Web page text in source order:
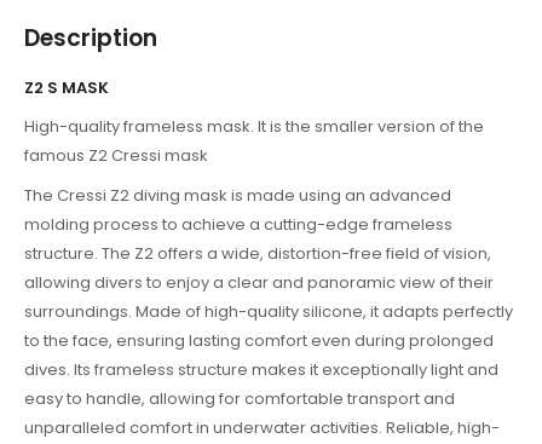
Description
Z2 S MASK
High-quality frameless mask. It is the smaller version of the
famous Z2 Cressi mask
The Cressi Z2 diving mask is made using an advanced
molding process to achieve a cutting-edge frameless
structure. The Z2 offers a wide, distortion-free field of vision,
allowing divers to enjoy a clear and panoramic view of their
surroundings. Made of high-quality silicone, it adapts perfectly
to the face, ensuring lasting comfort even during prolonged
dives. Its frameless structure makes it exceptionally light and
easy to handle, allowing for comfortable transport and
unparalleled comfort in underwater activities. Reliable, high-